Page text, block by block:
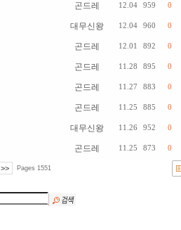
곤드레 12.04 959 0
대무신왕 12.04 960 0
곤드레 12.01 892 0
곤드레 11.28 895 0
곤드레 11.27 883 0
곤드레 11.25 885 0
대무신왕 11.26 952 0
곤드레 11.25 873 0
>> Pages 1551